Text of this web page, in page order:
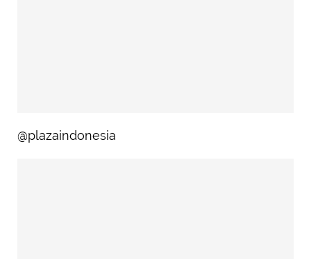
@plazaindonesia